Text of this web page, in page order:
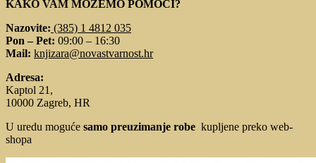
KAKO VAM MOŽEMO POMOĆI?
Nazovite: (385) 1 4812 035
Pon – Pet: 09:00 – 16:30
Mail: knjizara@novastvarnost.hr
Adresa:
Kaptol 21,
10000 Zagreb, HR
U uredu moguće samo preuzimanje robe kupljene preko web-
shopa